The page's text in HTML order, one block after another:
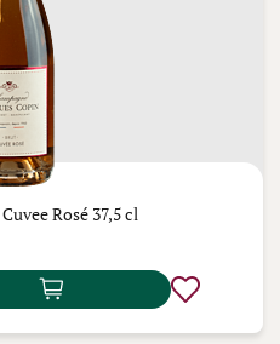
Cuvee Rosé 37,5 cl